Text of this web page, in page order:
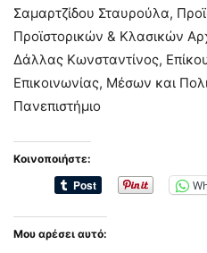
Σαμαρτζίδου Σταυρούλα,
Προϊστορικών & Κλασικών
Δάλλας Κωνσταντίνος,
Επικοινωνίας, Μέσων και
Πανεπιστήμιο
Κοινοποιήστε:
Μου αρέσει αυτό: